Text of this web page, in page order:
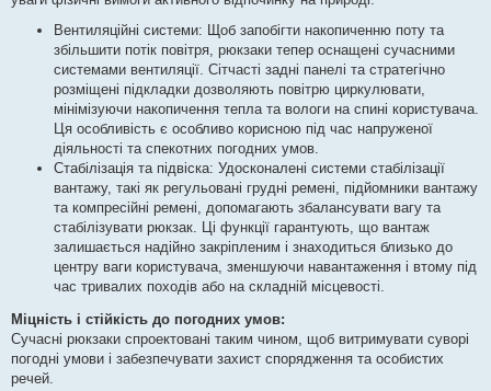
Вентиляційні системи: Щоб запобігти накопиченню поту та
збільшити потік повітря, рюкзаки тепер оснащені сучасними
системами вентиляції. Сітчасті задні панелі та стратегічно
розміщені підкладки дозволяють повітрю циркулювати,
мінімізуючи накопичення тепла та вологи на спині користувача.
Ця особливість є особливо корисною під час напруженої
діяльності та спекотних погодних умов.
Стабілізація та підвіска: Удосконалені системи стабілізації
вантажу, такі як регульовані грудні ремені, підйомники вантажу
та компресійні ремені, допомагають збалансувати вагу та
стабілізувати рюкзак. Ці функції гарантують, що вантаж
залишається надійно закріпленим і знаходиться близько до
центру ваги користувача, зменшуючи навантаження і втому під
час тривалих походів або на складній місцевості.
Міцність і стійкість до погодних умов:
Сучасні рюкзаки спроектовані таким чином, щоб витримувати суворі
погодні умови і забезпечувати захист спорядження та особистих
речей.